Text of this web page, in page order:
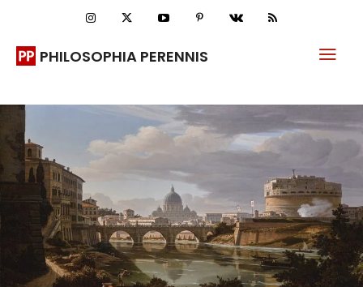
PHILOSOPHIA PERENNIS